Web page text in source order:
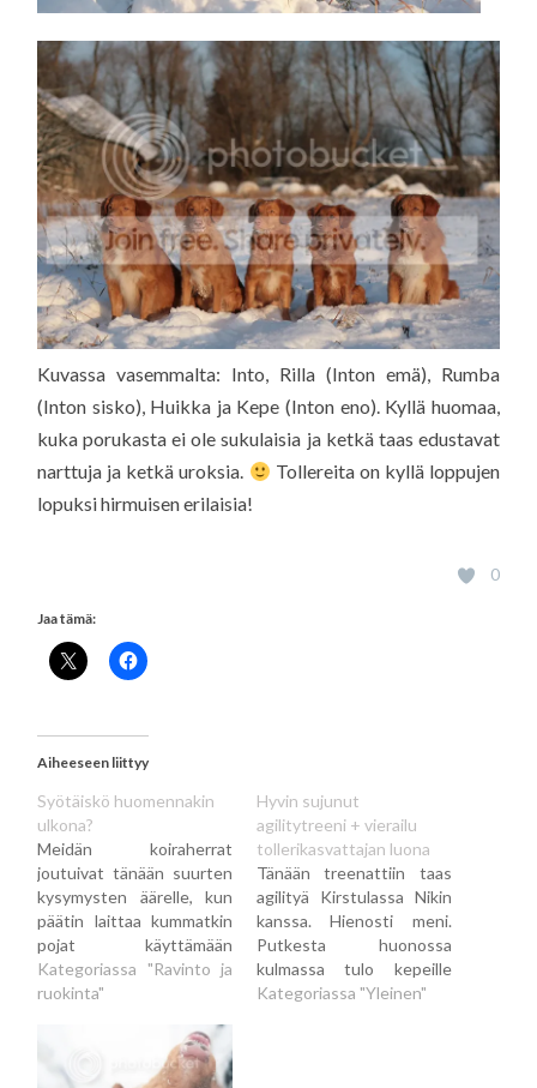
Kuvassa vasemmalta: Into, Rilla (Inton emä), Rumba
(Inton sisko), Huikka ja Kepe (Inton eno). Kyllä huomaa,
kuka porukasta ei ole sukulaisia ja ketkä taas edustavat
narttuja ja ketkä uroksia.
Tollereita on kyllä loppujen
lopuksi hirmuisen erilaisia!
0
Jaa tämä:
Aiheeseen liittyy
Syötäiskö huomennakin
ulkona?
Meidän koiraherrat
joutuivat tänään suurten
kysymysten äärelle, kun
päätin laittaa kummatkin
pojat käyttämään
nenäänsä ruuan
hankkimisen eteen. Tähän
omakotitalon piha
(muukin suurehko ja
Kategoriassa "Ravinto ja
ruokinta"
Hyvin sujunut
agilitytreeni + vierailu
tollerikasvattajan luona
Tänään treenattiin taas
agilityä Kirstulassa Nikin
kanssa. Hienosti meni.
Putkesta huonossa
kulmassa tulo kepeille
tuotti hiukan vaikeuksia,
Kategoriassa "Yleinen"